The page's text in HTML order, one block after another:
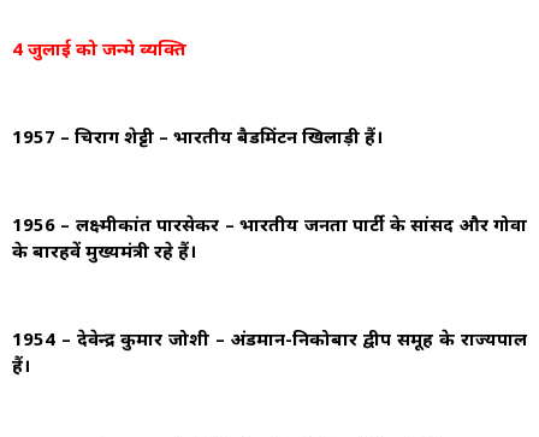
4 जुलाई को जन्मे व्यक्ति
1957 – चिराग शेट्टी – भारतीय बैडमिंटन खिलाड़ी हैं।
1956 – लक्ष्मीकांत पारसेकर – भारतीय जनता पार्टी के सांसद और गोवा
के बारहवें मुख्यमंत्री रहे हैं।
1954 – देवेन्द्र कुमार जोशी – अंडमान-निकोबार द्वीप समूह के राज्यपाल
हैं।